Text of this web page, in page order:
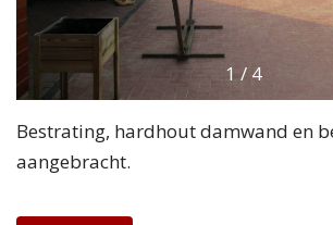
1/ 4
Bestrating, hardhout damwand en
aangebracht.